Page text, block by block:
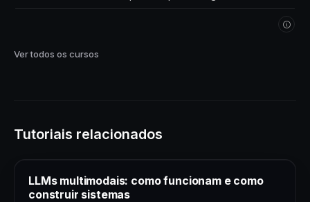
Ver todos os cursos
Tutoriais relacionados
LLMs multimodais: como funcionam e como
construir sistemas